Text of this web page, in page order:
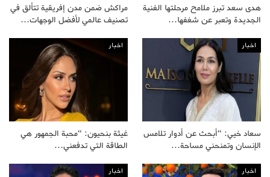
هدى سعد تبرز ملامح مرحلتها الفنية
الجديدة وتعبر عن شغفها…
مراكش ضمن مدن إفريقية تتألق في
تصنيف عالمي لأفضل الوجهات…
اخبار
سعاد خيي: “أبحث عن أدوار تلامس
الإنسان وتمنحني مساحة…
اخبار
غيثة بنحيون: “محبة الجمهور هي
الطاقة التي تدفعني…
اخبار اخبار